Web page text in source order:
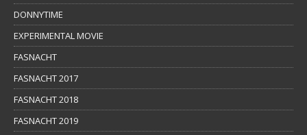
DONNYTIME
EXPERIMENTAL MOVIE
FASNACHT
FASNACHT 2017
FASNACHT 2018
FASNACHT 2019